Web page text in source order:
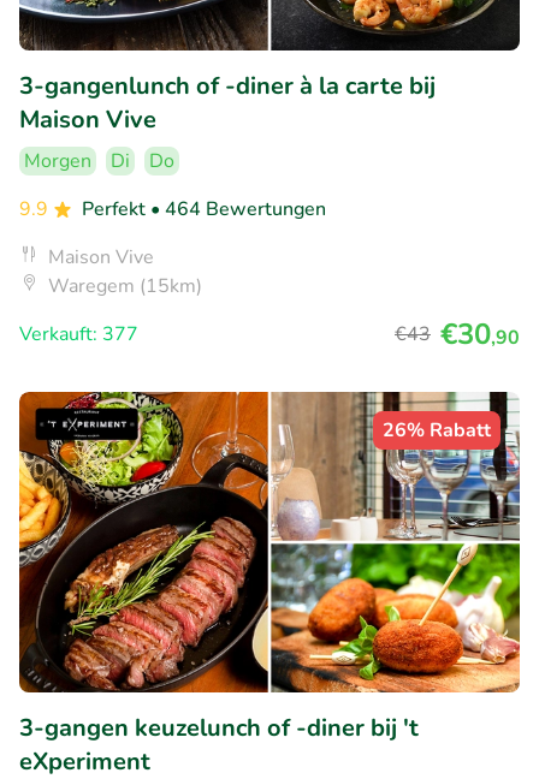
3-gangenlunch of -diner à la carte bij
Maison Vive
Morgen Di
Do
9.9
Perfekt • 464 Bewertungen
Maison Vive
Waregem (15km)
Verkauft: 377
€43 €30,90
26% Rabatt
3-gangen keuzelunch of -diner bij 't
eXperiment